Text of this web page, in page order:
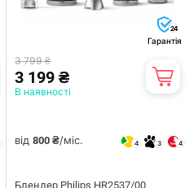
24
Гарантія
3 799 ₴
3 199 ₴
В наявності
від 800 ₴/міс. 4 3 4
Блендер Philips HR2537/00